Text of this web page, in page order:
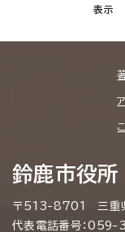
表示
鈴鹿市役所
〒513-8701 三重
代表電話番号：